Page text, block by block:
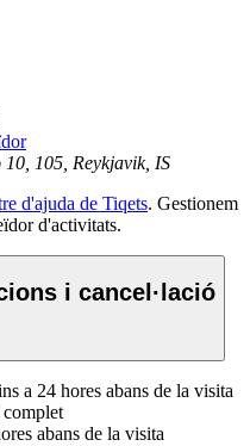
105, Reykjavik, IS
d'ajuda de Tiqets. Gestionem
d'activitats.
i cancel·lació
a 24 hores abans de la visita
complet
abans de la visita